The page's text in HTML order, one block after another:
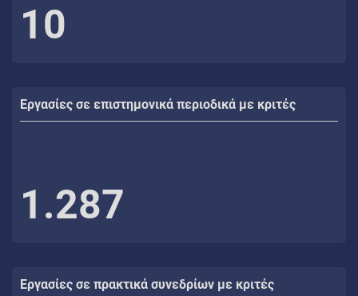
10
Εργασίες σε επιστημονικά περιοδικά με κριτές
1.287
Εργασίες σε πρακτικά συνεδρίων με κριτές